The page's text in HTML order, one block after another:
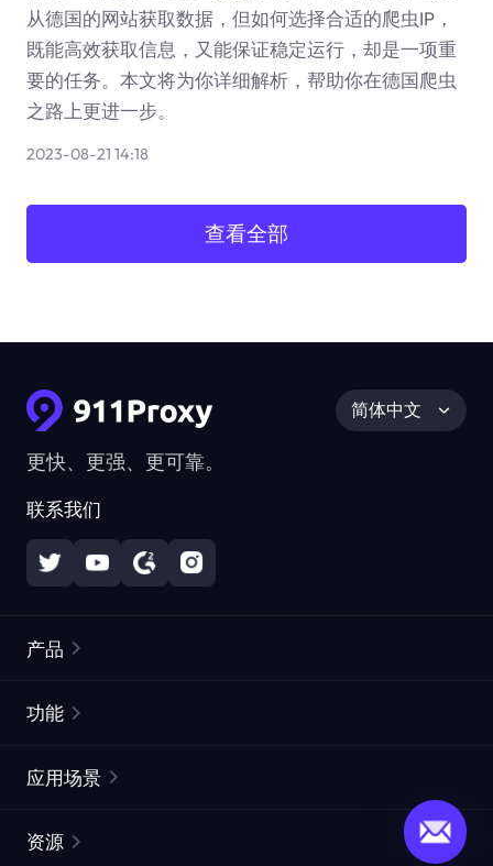
从德国的网站获取数据，但如何选择合适的爬虫IP，
既能高效获取信息，又能保证稳定运行，却是一项重
要的任务。本文将为你详细解析，帮助你在德国爬虫
之路上更进一步。
2023-08-21 14:18
查看全部
更快、更强、更可靠。
联系我们
简体中文
产品
静态住宅代理
功能
ISP代理
应用场景
资源